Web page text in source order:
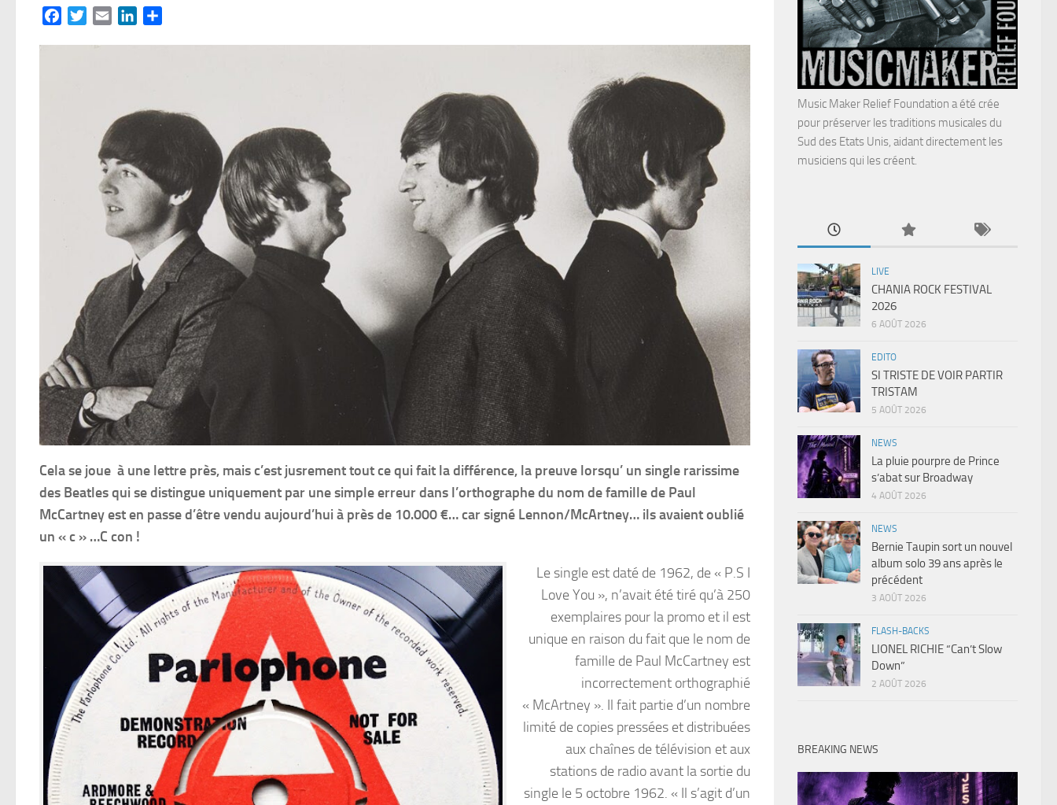
FacebookTwitterEmail LinkedIn
Cela se joue à une lettre près, mais c’est jusrement tout ce qui fait la différence, la preuve lorsqu’ un single rarissime
des Beatles qui se distingue uniquement par une simple erreur dans l’orthographe du nom de famille de Paul
McCartney est en passe d’être vendu aujourd’hui à près de 10.000 €… car signé Lennon/McArtney… ils avaient oublié
un « c » …C con !
Le single est daté de 1962, de « P.S I
Love You », n’avait été tiré qu’à 250
exemplaires pour la promo et il est
unique en raison du fait que le nom de
famille de Paul McCartney est
incorrectement orthographié
« McArtney ». Il fait partie d’un nombre
limité de copies pressées et distribuées
aux chaînes de télévision et aux
stations de radio avant la sortie du
single le 5 octobre 1962. « Il s’agit d’un
Music Maker Relief Foundation a été crée
pour préserver les traditions musicales du
Sud des Etats Unis, aidant directement les
musiciens qui les créent.
LIVE
CHANIA ROCK FESTIVAL
2026
6 AOÛT 2026
EDITO
SI TRISTE DE VOIR PARTIR
TRISTAM
5 AOÛT 2026
NEWS
La pluie pourpre de Prince
s’abat sur Broadway
4 AOÛT 2026
NEWS
Bernie Taupin sort un nouvel
album solo 39 ans après le
précédent
3 AOÛT 2026
FLASH-BACKS
LIONEL RICHIE “Can’t Slow
Down”
2 AOÛT 2026
BREAKING NEWS